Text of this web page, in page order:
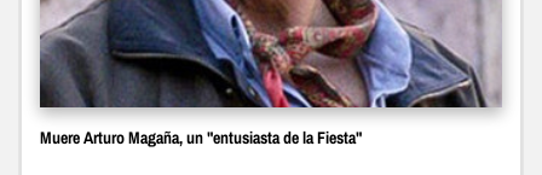
Muere Arturo Magaña, un "entusiasta de la Fiesta"